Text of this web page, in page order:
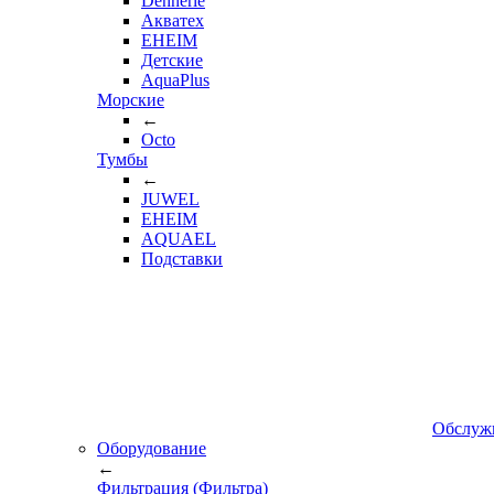
Акватех
EHEIM
Детские
AquaPlus
Морские
←
Octo
Тумбы
←
JUWEL
EHEIM
AQUAEL
Подставки
Оборудование
←
Фильтрация (Фильтра)